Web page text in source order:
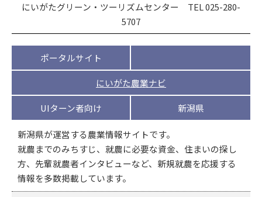
にいがたグリーン・ツーリズムセンター TEL 025-280-
5707
ポータルサイト
にいがた農業ナビ
UIターン者向け 新潟県
新潟県が運営する農業情報サイトです。
就農までのみちすじ、就農に必要な資金、住まいの探し
方、先輩就農者インタビューなど、新規就農を応援する
情報を多数掲載しています。